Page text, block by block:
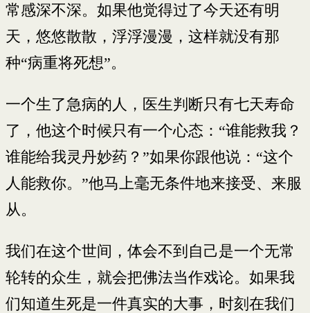
常感深不深。如果他觉得过了今天还有明
天，悠悠散散，浮浮漫漫，这样就没有那
种“病重将死想”。
一个生了急病的人，医生判断只有七天寿命
了，他这个时候只有一个心态：“谁能救我？
谁能给我灵丹妙药？”如果你跟他说：“这个
人能救你。”他马上毫无条件地来接受、来服
从。
我们在这个世间，体会不到自己是一个无常
轮转的众生，就会把佛法当作戏论。如果我
们知道生死是一件真实的大事，时刻在我们